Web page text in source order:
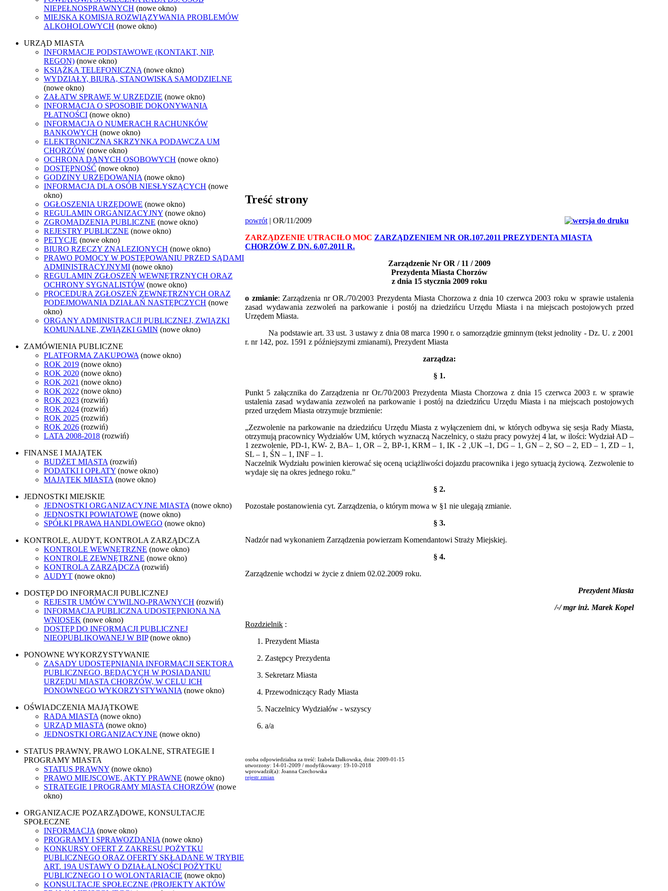
NIEPEŁNOSPRAWNYCH (nowe okno)
MIEJSKA KOMISJA ROZWIĄZYWANIA PROBLEMÓW
ALKOHOLOWYCH (nowe okno)
URZĄD MIASTA
INFORMACJE PODSTAWOWE (KONTAKT, NIP,
REGON) (nowe okno)
KSIĄŻKA TELEFONICZNA (nowe okno)
WYDZIAŁY, BIURA, STANOWISKA SAMODZIELNE
(nowe okno)
ZAŁATW SPRAWĘ W URZĘDZIE (nowe okno)
INFORMACJA O SPOSOBIE DOKONYWANIA
PŁATNOŚCI (nowe okno)
INFORMACJA O NUMERACH RACHUNKÓW
BANKOWYCH (nowe okno)
ELEKTRONICZNA SKRZYNKA PODAWCZA UM
CHORZÓW (nowe okno)
OCHRONA DANYCH OSOBOWYCH (nowe okno)
DOSTĘPNOŚĆ (nowe okno)
GODZINY URZĘDOWANIA (nowe okno)
INFORMACJA DLA OSÓB NIESŁYSZĄCYCH (nowe
okno)
OGŁOSZENIA URZĘDOWE (nowe okno)
REGULAMIN ORGANIZACYJNY (nowe okno)
ZGROMADZENIA PUBLICZNE (nowe okno)
REJESTRY PUBLICZNE (nowe okno)
PETYCJE (nowe okno)
BIURO RZECZY ZNALEZIONYCH (nowe okno)
PRAWO POMOCY W POSTĘPOWANIU PRZED SĄDAMI
ADMINISTRACYJNYMI (nowe okno)
REGULAMIN ZGŁOSZEŃ WEWNĘTRZNYCH ORAZ
OCHRONY SYGNALISTÓW (nowe okno)
PROCEDURA ZGŁOSZEŃ ZEWNĘTRZNYCH ORAZ
PODEJMOWANIA DZIAŁAŃ NASTĘPCZYCH (nowe
okno)
ORGANY ADMINISTRACJI PUBLICZNEJ, ZWIĄZKI
KOMUNALNE, ZWIĄZKI GMIN (nowe okno)
ZAMÓWIENIA PUBLICZNE
PLATFORMA ZAKUPOWA (nowe okno)
ROK 2019 (nowe okno)
ROK 2020 (nowe okno)
ROK 2021 (nowe okno)
ROK 2022 (nowe okno)
ROK 2023 (rozwiń)
ROK 2024 (rozwiń)
ROK 2025 (rozwiń)
ROK 2026 (rozwiń)
LATA 2008-2018 (rozwiń)
FINANSE I MAJĄTEK
BUDŻET MIASTA (rozwiń)
PODATKI I OPŁATY (nowe okno)
MAJĄTEK MIASTA (nowe okno)
JEDNOSTKI MIEJSKIE
JEDNOSTKI ORGANIZACYJNE MIASTA (nowe okno)
JEDNOSTKI POWIATOWE (nowe okno)
SPÓŁKI PRAWA HANDLOWEGO (nowe okno)
KONTROLE, AUDYT, KONTROLA ZARZĄDCZA
KONTROLE WEWNĘTRZNE (nowe okno)
KONTROLE ZEWNĘTRZNE (nowe okno)
KONTROLA ZARZĄDCZA (rozwiń)
AUDYT (nowe okno)
DOSTĘP DO INFORMACJI PUBLICZNEJ
REJESTR UMÓW CYWILNO-PRAWNYCH (rozwiń)
INFORMACJA PUBLICZNA UDOSTĘPNIONA NA
WNIOSEK (nowe okno)
DOSTĘP DO INFORMACJI PUBLICZNEJ
NIEOPUBLIKOWANEJ W BIP (nowe okno)
PONOWNE WYKORZYSTYWANIE
ZASADY UDOSTĘPNIANIA INFORMACJI SEKTORA
PUBLICZNEGO, BĘDĄCYCH W POSIADANIU
URZĘDU MIASTA CHORZÓW, W CELU ICH
PONOWNEGO WYKORZYSTYWANIA (nowe okno)
OŚWIADCZENIA MAJĄTKOWE
RADA MIASTA (nowe okno)
URZĄD MIASTA (nowe okno)
JEDNOSTKI ORGANIZACYJNE (nowe okno)
STATUS PRAWNY, PRAWO LOKALNE, STRATEGIE I
PROGRAMY MIASTA
STATUS PRAWNY (nowe okno)
PRAWO MIEJSCOWE, AKTY PRAWNE (nowe okno)
STRATEGIE I PROGRAMY MIASTA CHORZÓW (nowe
okno)
ORGANIZACJE POZARZĄDOWE, KONSULTACJE
SPOŁECZNE
INFORMACJA (nowe okno)
PROGRAMY I SPRAWOZDANIA (nowe okno)
KONKURSY OFERT Z ZAKRESU POŻYTKU
PUBLICZNEGO ORAZ OFERTY SKŁADANE W TRYBIE
ART. 19A USTAWY O DZIAŁALNOŚCI POŻYTKU
PUBLICZNEGO I O WOLONTARIACIE (nowe okno)
KONSULTACJE SPOŁECZNE (PROJEKTY AKTÓW
Treść strony
powrót | OR/11/2009
ZARZĄDZENIE UTRACIŁO MOC ZARZĄDZENIEM NR OR.107.2011 PREZYDENTA MIASTA
CHORZÓW Z DN. 6.07.2011 R.
Zarządzenie Nr OR / 11 / 2009
Prezydenta Miasta Chorzów
z dnia 15 stycznia 2009 roku
o zmianie: Zarządzenia nr OR./70/2003 Prezydenta Miasta Chorzowa z dnia 10 czerwca 2003 roku w sprawie ustalenia
zasad wydawania zezwoleń na parkowanie i postój na dziedzińcu Urzędu Miasta i na miejscach postojowych przed
Urzędem Miasta.
Na podstawie art. 33 ust. 3 ustawy z dnia 08 marca 1990 r. o samorządzie gminnym (tekst jednolity - Dz. U. z 2001
r. nr 142, poz. 1591 z późniejszymi zmianami), Prezydent Miasta
zarządza:
§ 1.
Punkt 5 załącznika do Zarządzenia nr Or./70/2003 Prezydenta Miasta Chorzowa z dnia 15 czerwca 2003 r. w sprawie
ustalenia zasad wydawania zezwoleń na parkowanie i postój na dziedzińcu Urzędu Miasta i na miejscach postojowych
przed urzędem Miasta otrzymuje brzmienie:
„Zezwolenie na parkowanie na dziedzińcu Urzędu Miasta z wyłączeniem dni, w których odbywa się sesja Rady Miasta,
otrzymują pracownicy Wydziałów UM, których wyznaczą Naczelnicy, o stażu pracy powyżej 4 lat, w ilości: Wydział AD –
1 zezwolenie, PD-1, KW- 2, BA– 1, OR – 2, BP-1, KRM – 1, IK - 2 ,UK –1, DG – 1, GN – 2, SO – 2, ED – 1, ZD – 1,
SL – 1, ŚN – 1, INF – 1.
Naczelnik Wydziału powinien kierować się oceną uciążliwości dojazdu pracownika i jego sytuacją życiową. Zezwolenie to
wydaje się na okres jednego roku.”
§ 2.
Pozostałe postanowienia cyt. Zarządzenia, o którym mowa w §1 nie ulegają zmianie.
§ 3.
Nadzór nad wykonaniem Zarządzenia powierzam Komendantowi Straży Miejskiej.
§ 4.
Zarządzenie wchodzi w życie z dniem 02.02.2009 roku.
Prezydent Miasta
/-/ mgr inż. Marek Kopel
Rozdzielnik :
Prezydent Miasta
Zastępcy Prezydenta
Sekretarz Miasta
Przewodniczący Rady Miasta
Naczelnicy Wydziałów - wszyscy
a/a
osoba odpowiedzialna za treść: Izabela Dałkowska, dnia: 2009-01-15
utworzony: 14-01-2009 / modyfikowany: 19-10-2018
wprowadził(a): Joanna Czechowska
rejestr zmian